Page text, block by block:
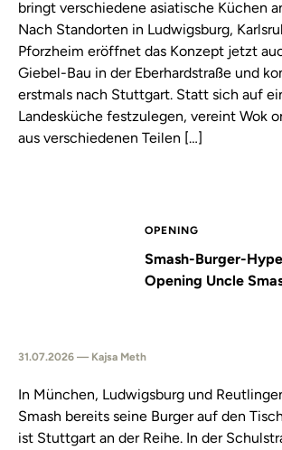
bringt verschiedene asiatische Küchen
Nach Standorten in Ludwigsburg,
Pforzheim eröffnet das Konzept jetzt
Giebel-Bau in der Eberhardstraße und
erstmals nach Stuttgart. Statt sich auf
Landesküche festzulegen, vereint Wok
aus verschiedenen Teilen […]
OPENING
Smash-Burger-
Opening Uncle
31.07.2026 — Kajsa Meth
In München, Ludwigsburg und
Smash bereits seine Burger auf den
ist Stuttgart an der Reihe. In der